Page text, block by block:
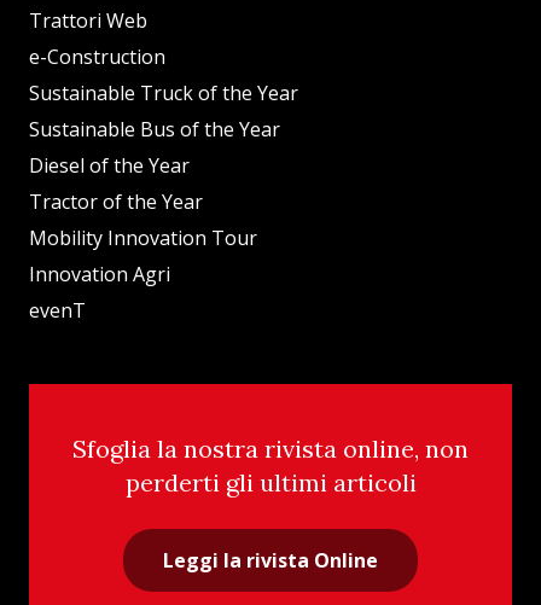
Trattori Web
e-Construction
Sustainable Truck of the Year
Sustainable Bus of the Year
Diesel of the Year
Tractor of the Year
Mobility Innovation Tour
Innovation Agri
evenT
Sfoglia la nostra rivista online, non
perderti gli ultimi articoli
Leggi la rivista Online